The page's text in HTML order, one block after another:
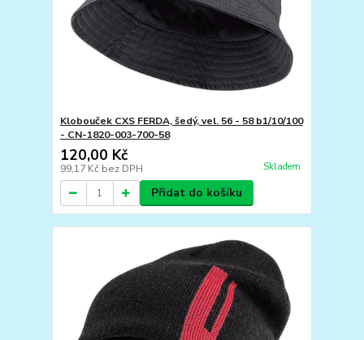
Klobouček CXS FERDA, šedý, vel. 56 - 58 b1/10/100
- CN-1820-003-700-58
120,00 Kč
99,17 Kč bez DPH Skladem
Přidat do košíku